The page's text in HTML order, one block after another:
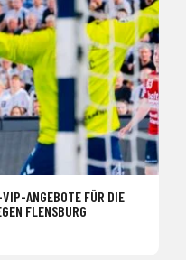
ANGEBOTE FÜR DIE
FLENSBURG